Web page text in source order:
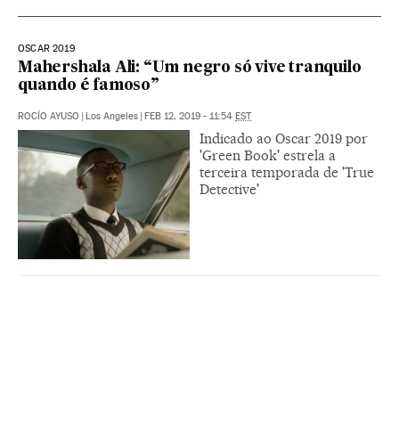
OSCAR 2019
Mahershala Ali: “Um negro só vive tranquilo
quando é famoso”
ROCÍO AYUSO Los Angeles FEB 12, 2019 - 11:54 EST
Indicado ao Oscar 2019 por
'Green Book' estrela a
terceira temporada de 'True
Detective'